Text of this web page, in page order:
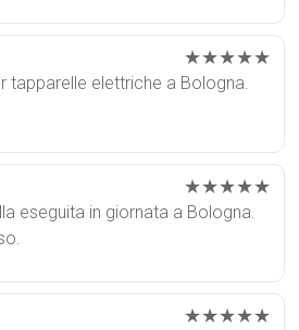
★★★★★
tapparelle elettriche a Bologna.
★★★★★
eseguita in giornata a Bologna.
★★★★★